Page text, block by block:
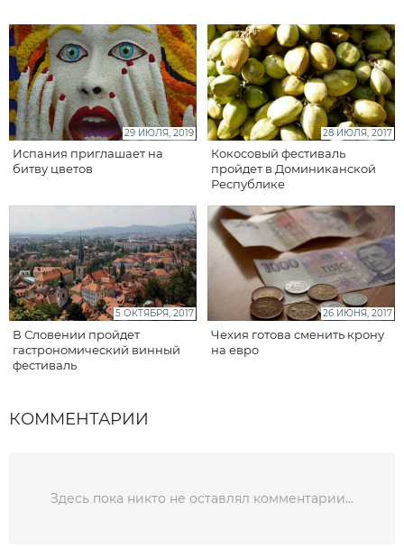
29 ИЮЛЯ, 2019
Испания приглашает на
битву цветов
28 ИЮЛЯ, 2017
Кокосовый фестиваль
пройдет в Доминиканской
Республике
5 ОКТЯБРЯ, 2017
В Словении пройдет
гастрономический винный
фестиваль
26 ИЮНЯ, 2017
Чехия готова сменить крону
на евро
КОММЕНТАРИИ
Здесь пока никто не оставлял комментарии...